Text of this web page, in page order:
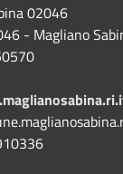
02046
- Magliano